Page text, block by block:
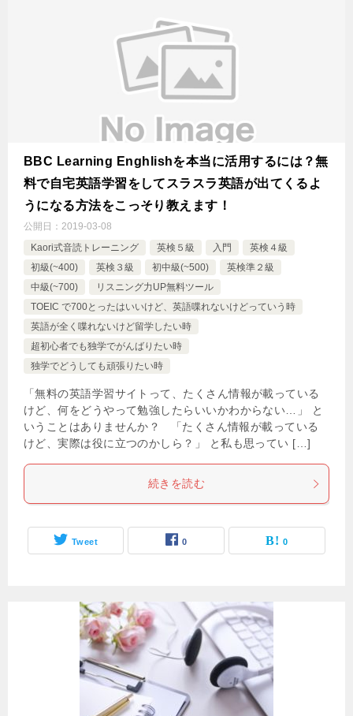
BBC Learning Enghlishを本当に活用するには？無
料で自宅英語学習をしてスラスラ英語が出てくるよ
うになる方法をこっそり教えます！
公開日： 2019-03-08
Kaori式音読トレーニング
英検５級 入門
英検４級
初級(~400)
英検３級 初中級(~500)
英検準２級
中級(~700)
リスニング力UP無料ツール
TOEIC で700とったはいいけど、英語喋れないけどっていう時
英語が全く喋れないけど留学したい時
超初心者でも独学でがんばりたい時
独学でどうしても頑張りたい時
「無料の英語学習サイトって、たくさん情報が載っている
けど、何をどうやって勉強したらいいかわからない…」 と
いうことはありませんか？ 「たくさん情報が載っている
けど、実際は役に立つのかしら？」 と私も思ってい […]
続きを読む
Tweet 0 0